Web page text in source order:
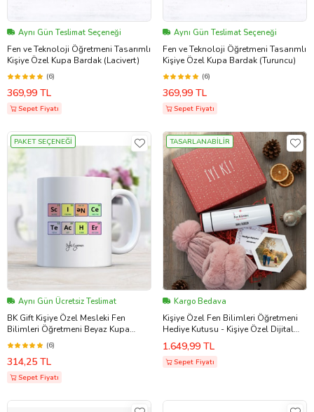
Aynı Gün Teslimat Seçeneği
Fen ve Teknoloji Öğretmeni Tasarımlı
Kişiye Özel Kupa Bardak (Lacivert)
(6)
369,99 TL
Sepet Fiyatı
Aynı Gün Teslimat Seçeneği
Fen ve Teknoloji Öğretmeni Tasarımlı
Kişiye Özel Kupa Bardak (Turuncu)
(6)
369,99 TL
Sepet Fiyatı
PAKET SEÇENEĞİ
Aynı Gün Ücretsiz Teslimat
BK Gift Kişiye Özel Mesleki Fen
Bilimleri Öğretmeni Beyaz Kupa
Bardak - 3(6)
314,25 TL
Sepet Fiyatı
TASARLANABİLİR
Kargo Bedava
Kişiye Özel Fen Bilimleri Öğretmeni
Hediye Kutusu - Kişiye Özel Dijital
Göstergeli Termos, Kulaklık, Bere,
Altıgen Fotoğraf Çerçevesi
Öğretmenler Günü Hediyesi (Beyaz)
1.649,99 TL
Sepet Fiyatı